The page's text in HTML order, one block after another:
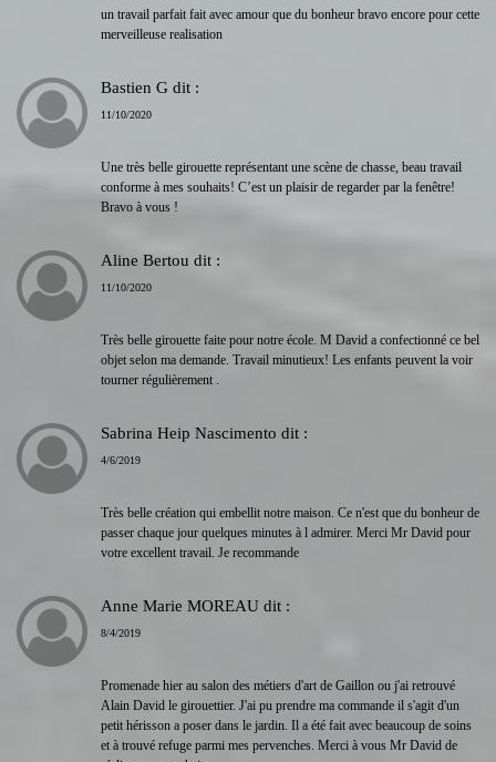
un travail parfait fait avec amour que du bonheur bravo encore pour cette
merveilleuse realisation
Bastien G dit :
11/10/2020
Une très belle girouette représentant une scène de chasse, beau travail
conforme à mes souhaits! C’est un plaisir de regarder par la fenêtre!
Bravo à vous !
Aline Bertou dit :
11/10/2020
Très belle girouette faite pour notre école. M David a confectionné ce bel
objet selon ma demande. Travail minutieux! Les enfants peuvent la voir
tourner régulièrement .
Sabrina Heip Nascimento dit :
4/6/2019
Très belle création qui embellit notre maison. Ce n'est que du bonheur de
passer chaque jour quelques minutes à l admirer. Merci Mr David pour
votre excellent travail. Je recommande
Anne Marie MOREAU dit :
8/4/2019
Promenade hier au salon des métiers d'art de Gaillon ou j'ai retrouvé
Alain David le girouettier. J'ai pu prendre ma commande il s'agit d'un
petit hérisson a poser dans le jardin. Il a été fait avec beaucoup de soins
et à trouvé refuge parmi mes pervenches. Merci à vous Mr David de